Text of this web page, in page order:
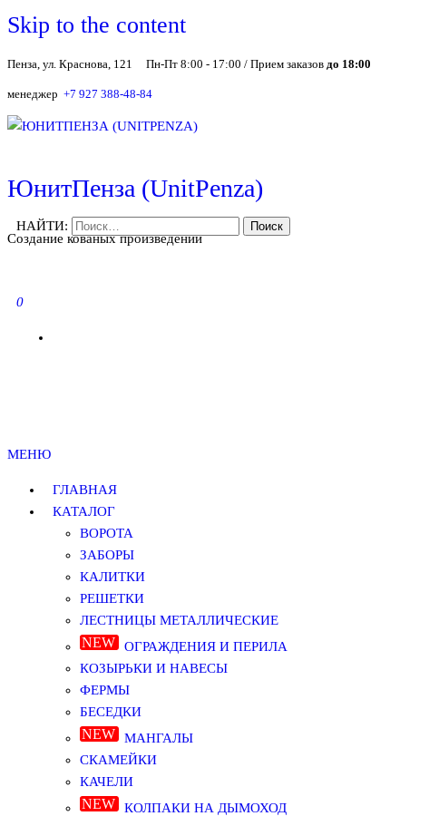
Skip to the content
Пенза, ул. Краснова, 121 Пн-Пт 8:00 - 17:00 / Прием заказов до 18:00
менеджер +7 927 388-48-84
ЮнитПенза (UnitPenza)
Создание кованых произведений
НАЙТИ:
0
МЕНЮ
ГЛАВНАЯ
КАТАЛОГ
ВОРОТА
ЗАБОРЫ
КАЛИТКИ
РЕШЕТКИ
ЛЕСТНИЦЫ МЕТАЛЛИЧЕСКИЕ
ОГРАЖДЕНИЯ И ПЕРИЛА
КОЗЫРЬКИ И НАВЕСЫ
ФЕРМЫ
БЕСЕДКИ
МАНГАЛЫ
СКАМЕЙКИ
КАЧЕЛИ
КОЛПАКИ НА ДЫМОХОД